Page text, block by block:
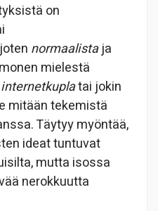
on
normaalistaja
mielestä
internetkuplatai jokin
mitään tekemistä
Täytyy myöntää,
ideat tuntuvat
mutta isossa
nerokkuutta